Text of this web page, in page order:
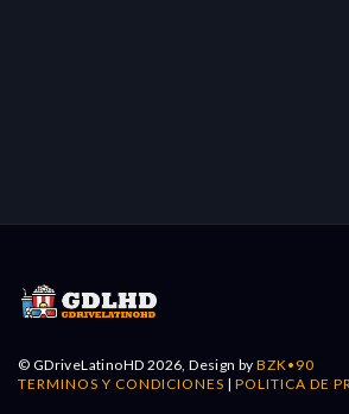
© GDriveLatinoHD 2026, Design byBZK•90
TERMINOS Y CONDICIONES |POLITICA DE